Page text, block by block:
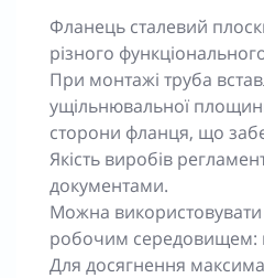
Фланець сталевий
різного
При монтажі труба
ущільнювальної
сторони фланця, що
Якість виробів
документами.
Можна використовувати
робочим середовищем:
Для досягнення